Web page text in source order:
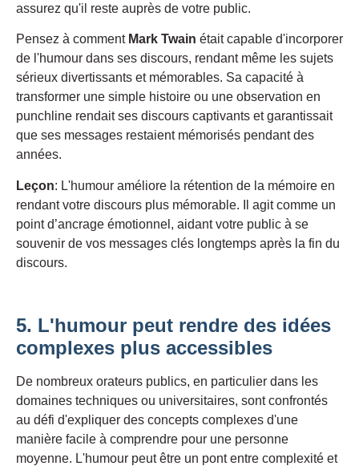
assurez qu'il reste auprès de votre public.
Pensez à comment Mark Twain était capable d'incorporer
de l'humour dans ses discours, rendant même les sujets
sérieux divertissants et mémorables. Sa capacité à
transformer une simple histoire ou une observation en
punchline rendait ses discours captivants et garantissait
que ses messages restaient mémorisés pendant des
années.
Leçon: L'humour améliore la rétention de la mémoire en
rendant votre discours plus mémorable. Il agit comme un
point d’ancrage émotionnel, aidant votre public à se
souvenir de vos messages clés longtemps après la fin du
discours.
5. L'humour peut rendre des idées
complexes plus accessibles
De nombreux orateurs publics, en particulier dans les
domaines techniques ou universitaires, sont confrontés
au défi d'expliquer des concepts complexes d'une
manière facile à comprendre pour une personne
moyenne. L'humour peut être un pont entre complexité et